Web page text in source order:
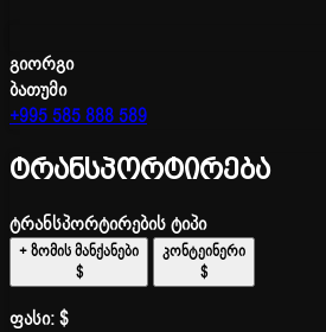
გიორგი
ბათუმი
+995 585 888 589
ტრანსპორტირება
ტრანსპორტირების ტიპი
+ ზომის მანქანები
$
კონტეინერი
$
ფასი:$